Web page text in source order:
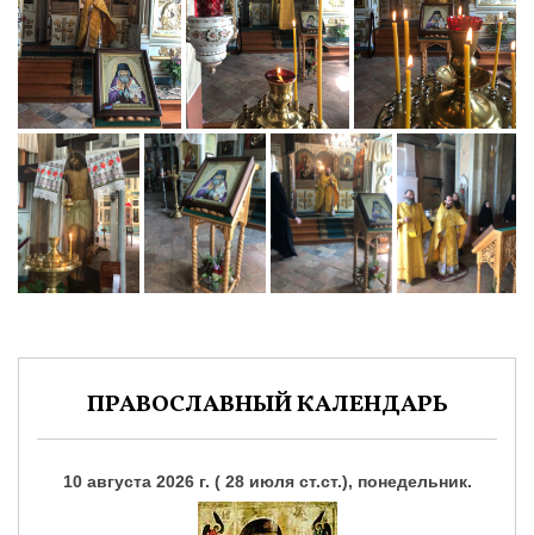
ПРАВОСЛАВНЫЙ КАЛЕНДАРЬ
10 августа 2026 г. ( 28 июля ст.ст.), понедельник.